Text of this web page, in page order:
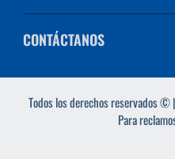
CONTÁCTANOS
Todos los derechos reservados ©
Para